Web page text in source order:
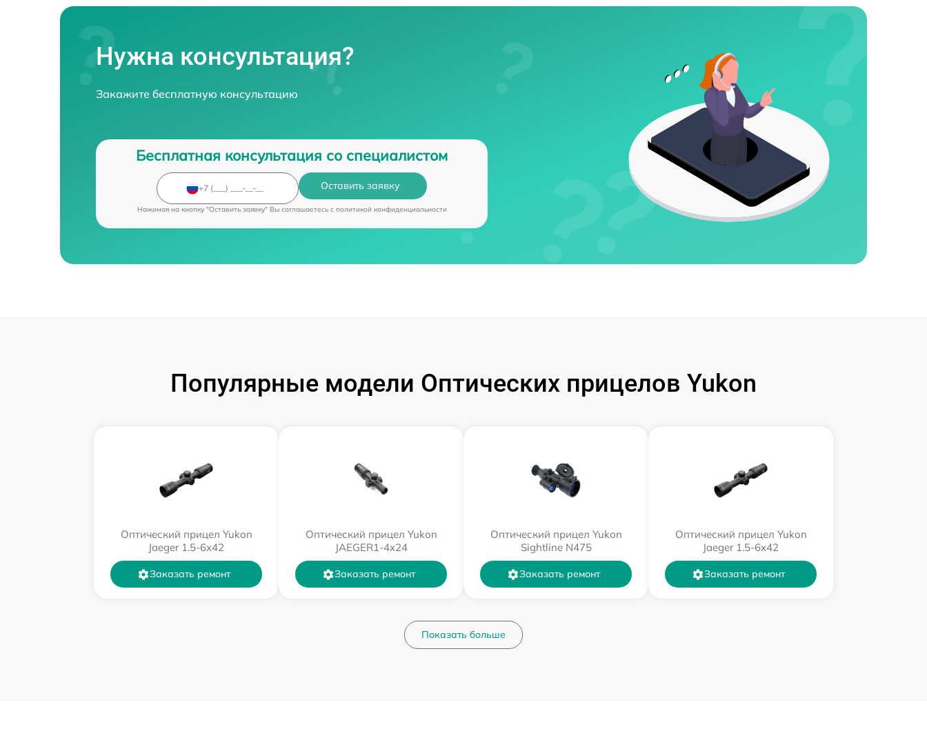
Нужна консультация?
Закажите бесплатную консультацию
Бесплатная консультация со специалистом
Оставить заявку
Нажимая на кнопку "Оставить заявку" Вы соглашаетесь c политикой конфиденциальности
Популярные модели Оптических прицелов Yukon
Оптический прицел Yukon
Jaeger 1.5-6x42
Заказать ремонт
Оптический прицел Yukon
JAEGER1-4x24
Заказать ремонт
Оптический прицел Yukon
Sightline N475
Заказать ремонт
Оптический прицел Yukon
Jaeger 1.5-6x42
Заказать ремонт
Показать больше